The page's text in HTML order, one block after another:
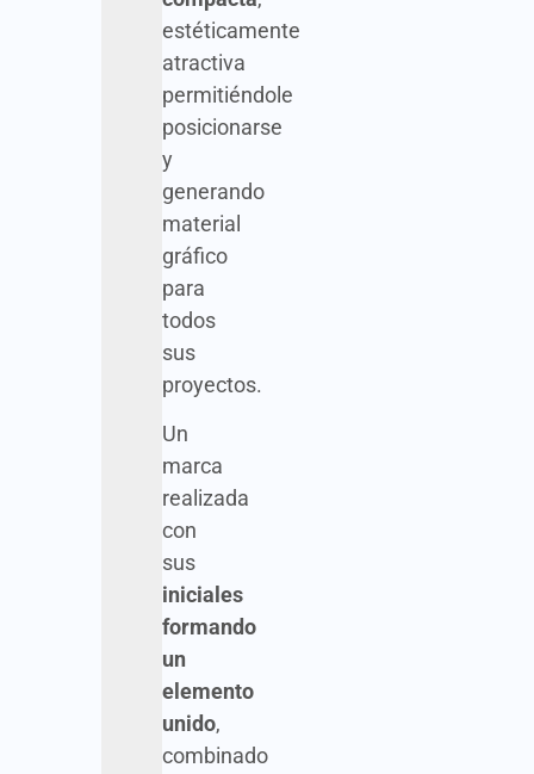
estéticamente
atractiva
permitiéndole
posicionarse
y
generando
material
gráfico
para
todos
sus
proyectos.
Un
marca
realizada
con
sus
iniciales
formando
un
elemento
unido,
combinado